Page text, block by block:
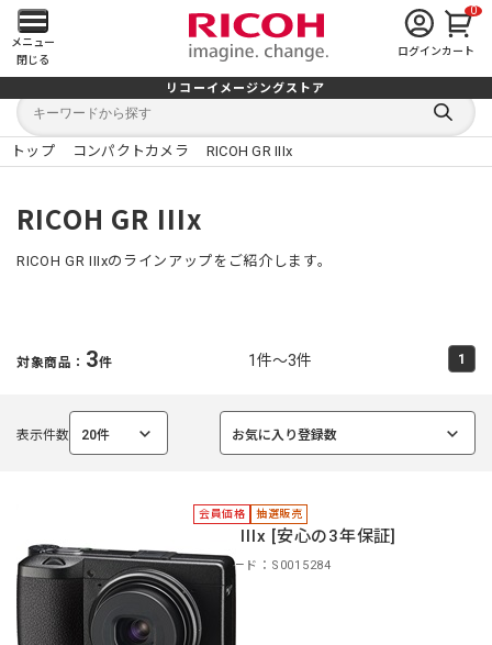
メ
イ
ン
メ
ニ
ュ
を
く
メニュー
閉じる
ログイン
0
カート
リコーイメージングストア
キ
ワ
ー
キ
検
索
る
トップ コンパクトカメラ RICOH GR IIIx
RICOH GR IIIx
RICOH GR IIIxのラインアップをご紹介します。
対象商品： 3件 1件～3件 1
表示件数 20件
選
お気に入り登録数
選
会員価格 抽選販売
＊GR IIIx [安心の3年保証]
商品コード：S0015284